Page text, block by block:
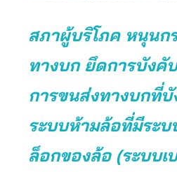
สภาผู้บริโภค หนุนก
ทางบก ยึดการบังคั
การขนส่งทางบกที่
ระบบห้ามล้อที่มีระ
ล็อกของล้อ (ระบบเ